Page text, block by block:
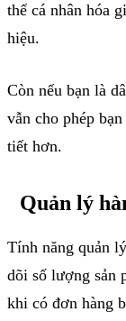
thể cá nhân hóa
hiệu.
Còn nếu bạn là
vẫn cho phép
tiết hơn.
Quản lý
Tính năng quản
dõi số lượng sản
khi có đơn hàng